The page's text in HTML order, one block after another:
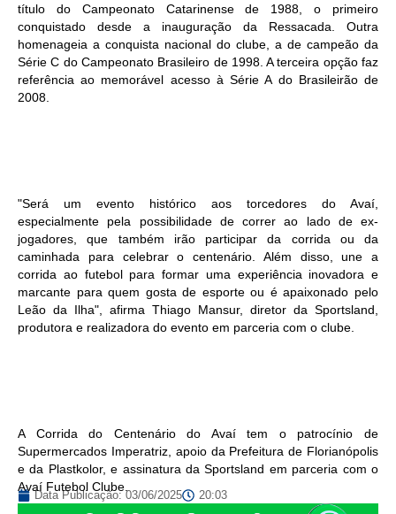
título do Campeonato Catarinense de 1988, o primeiro
conquistado desde a inauguração da Ressacada. Outra
homenageia a conquista nacional do clube, a de campeão da
Série C do Campeonato Brasileiro de 1998. A terceira opção faz
referência ao memorável acesso à Série A do Brasileirão de
2008.
"Será um evento histórico aos torcedores do Avaí,
especialmente pela possibilidade de correr ao lado de ex-
jogadores, que também irão participar da corrida ou da
caminhada para celebrar o centenário. Além disso, une a
corrida ao futebol para formar uma experiência inovadora e
marcante para quem gosta de esporte ou é apaixonado pelo
Leão da Ilha", afirma Thiago Mansur, diretor da Sportsland,
produtora e realizadora do evento em parceria com o clube.
A Corrida do Centenário do Avaí tem o patrocínio de
Supermercados Imperatriz, apoio da Prefeitura de Florianópolis
e da Plastkolor, e assinatura da Sportsland em parceria com o
Avaí Futebol Clube.
Data Publicação:03/06/2025 20:03